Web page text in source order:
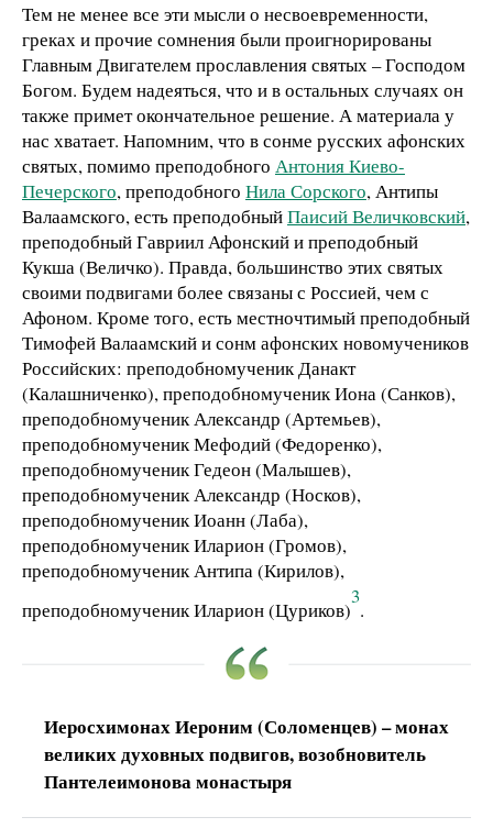
Тем не менее все эти мысли о несвоевременности,
греках и прочие сомнения были проигнорированы
Главным Двигателем прославления святых – Господом
Богом. Будем надеяться, что и в остальных случаях он
также примет окончательное решение. А материала у
нас хватает. Напомним, что в сонме русских афонских
святых, помимо преподобного Антония Киево-
Печерского, преподобного Нила Сорского, Антипы
Валаамского, есть преподобныйПаисий Величковский,
преподобный Гавриил Афонский и преподобный
Кукша (Величко). Правда, большинство этих святых
своими подвигами более связаны с Россией, чем с
Афоном. Кроме того, есть местночтимый преподобный
Тимофей Валаамский и сонм афонских новомучеников
Российских: преподобномученик Данакт
(Калашниченко), преподобномученик Иона (Санков),
преподобномученик Александр (Артемьев),
преподобномученик Мефодий (Федоренко),
преподобномученик Гедеон (Малышев),
преподобномученик Александр (Носков),
преподобномученик Иоанн (Лаба),
преподобномученик Иларион (Громов),
преподобномученик Антипа (Кирилов),
преподобномученик Иларион (Цуриков)
3
.
Иеросхимонах Иероним (Соломенцев) – монах
великих духовных подвигов, возобновитель
Пантелеимонова монастыря